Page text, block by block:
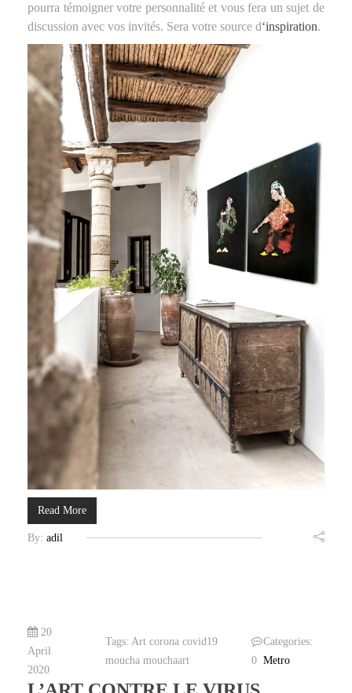
pourra témoigner votre personnalité et vous fera un sujet de
discussion avec vos invités. Sera votre source d‘inspiration.
Read More
By: adil
20
April
2020
Tags: Art corona covid19
moucha mouchaart 0
Categories:
Metro